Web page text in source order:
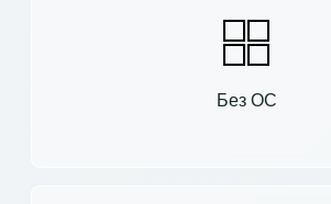
Без ОС